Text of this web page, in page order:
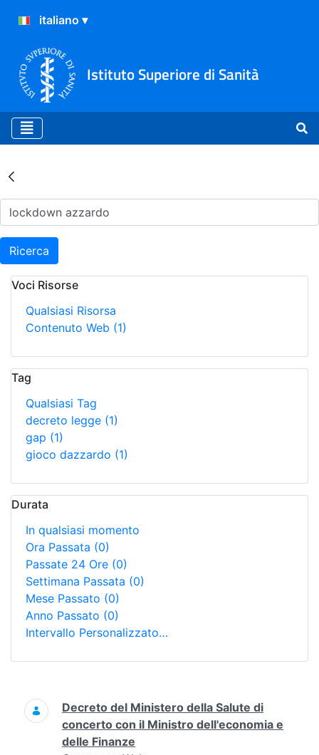
Istituto Superiore di Sanità
Risultati della Ricerca -
Ricerca
Voci Risorse
Qualsiasi Risorsa
Contenuto Web (1)
Tag
Qualsiasi Tag
decreto legge (1)
gap (1)
gioco dazzardo (1)
Durata
In qualsiasi momento
Ora Passata (0)
Passate 24 Ore (0)
Settimana Passata (0)
Mese Passato (0)
Anno Passato (0)
Intervallo Personalizzato…
Ricerca
Decreto del Ministero della Salute di
concerto con il Ministro dell'economia e
delle Finanze